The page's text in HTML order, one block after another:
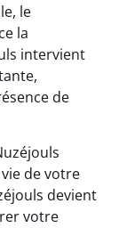
le
la
intervient
de
de votre
devient
votre